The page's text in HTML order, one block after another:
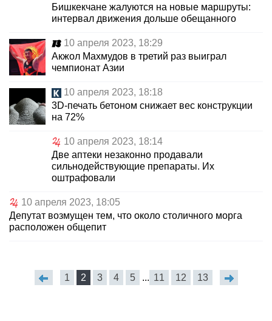
Бишкекчане жалуются на новые маршруты:
интервал движения дольше обещанного
10 апреля 2023, 18:29
Акжол Махмудов в третий раз выиграл
чемпионат Азии
10 апреля 2023, 18:18
3D-печать бетоном снижает вес конструкции
на 72%
10 апреля 2023, 18:14
Две аптеки незаконно продавали
сильнодействующие препараты. Их
оштрафовали
10 апреля 2023, 18:05
Депутат возмущен тем, что около столичного морга
расположен общепит
1 2 3 4 5 ... 11 12 13